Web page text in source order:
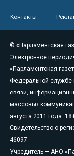
Контакты
© «Парламентская
Электронное
«Парламентская
Федеральной службе
связи,
массовых
августа 2011 года.
Свидетельство о
46097
Учредитель — АНО